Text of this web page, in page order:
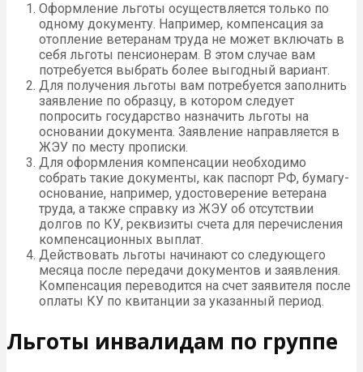
Оформление льготы осуществляется только по
одному документу. Например, компенсация за
отопление ветеранам труда не может включать в
себя льготы пенсионерам. В этом случае вам
потребуется выбрать более выгодный вариант.
Для получения льготы вам потребуется заполнить
заявление по образцу, в котором следует
попросить государство назначить льготы на
основании документа. Заявление направляется в
ЖЭУ по месту прописки.
Для оформления компенсации необходимо
собрать такие документы, как паспорт РФ, бумагу-
основание, например, удостоверение ветерана
труда, а также справку из ЖЭУ об отсутствии
долгов по КУ, реквизиты счета для перечисления
компенсационных выплат.
Действовать льготы начинают со следующего
месяца после передачи документов и заявления.
Компенсация переводится на счет заявителя после
оплаты КУ по квитанции за указанный период.
Льготы инвалидам по группе